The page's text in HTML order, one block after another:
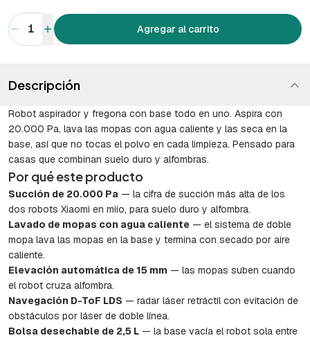
1 Agregar al carrito
Descripción
Robot aspirador y fregona con base todo en uno. Aspira con
20.000 Pa, lava las mopas con agua caliente y las seca en la
base, así que no tocas el polvo en cada limpieza. Pensado para
casas que combinan suelo duro y alfombras.
Por qué este producto
Succión de 20.000 Pa — la cifra de succión más alta de los
dos robots Xiaomi en miio, para suelo duro y alfombra.
Lavado de mopas con agua caliente — el sistema de doble
mopa lava las mopas en la base y termina con secado por aire
caliente.
Elevación automática de 15 mm — las mopas suben cuando
el robot cruza alfombra.
Navegación D-ToF LDS — radar láser retráctil con evitación de
obstáculos por láser de doble línea.
Bolsa desechable de 2,5 L — la base vacía el robot sola entre